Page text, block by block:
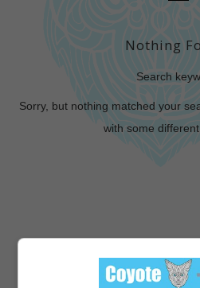
Nothing
Search
Sorry, but nothing matched your
with some